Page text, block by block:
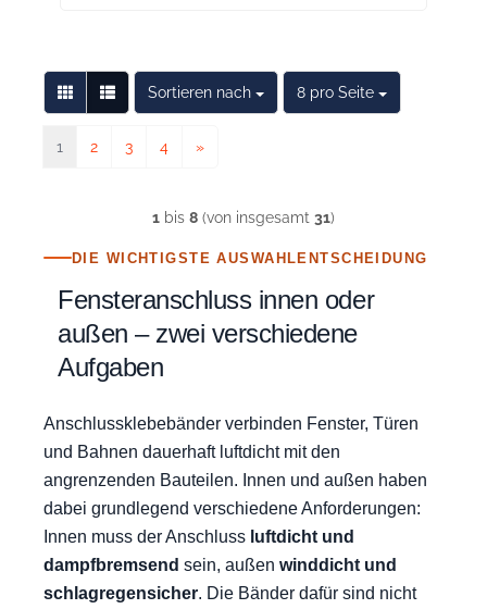
Sortieren nach
Sortieren nach 8 pro Seite
pro Seite
1 2 3 4 »
1 bis 8 (von insgesamt 31)
DIE WICHTIGSTE AUSWAHLENTSCHEIDUNG
Fensteranschluss innen oder
außen – zwei verschiedene
Aufgaben
Anschlussklebebänder verbinden Fenster, Türen
und Bahnen dauerhaft luftdicht mit den
angrenzenden Bauteilen. Innen und außen haben
dabei grundlegend verschiedene Anforderungen:
Innen muss der Anschluss luftdicht und
dampfbremsend sein, außen winddicht und
schlagregensicher. Die Bänder dafür sind nicht